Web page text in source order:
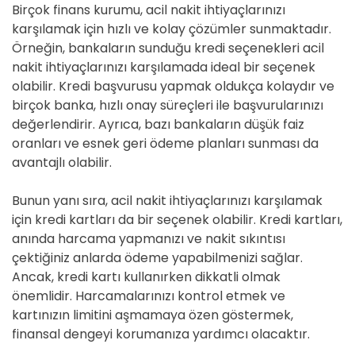
Birçok finans kurumu, acil nakit ihtiyaçlarınızı
karşılamak için hızlı ve kolay çözümler sunmaktadır.
Örneğin, bankaların sunduğu kredi seçenekleri acil
nakit ihtiyaçlarınızı karşılamada ideal bir seçenek
olabilir. Kredi başvurusu yapmak oldukça kolaydır ve
birçok banka, hızlı onay süreçleri ile başvurularınızı
değerlendirir. Ayrıca, bazı bankaların düşük faiz
oranları ve esnek geri ödeme planları sunması da
avantajlı olabilir.
Bunun yanı sıra, acil nakit ihtiyaçlarınızı karşılamak
için kredi kartları da bir seçenek olabilir. Kredi kartları,
anında harcama yapmanızı ve nakit sıkıntısı
çektiğiniz anlarda ödeme yapabilmenizi sağlar.
Ancak, kredi kartı kullanırken dikkatli olmak
önemlidir. Harcamalarınızı kontrol etmek ve
kartınızın limitini aşmamaya özen göstermek,
finansal dengeyi korumanıza yardımcı olacaktır.